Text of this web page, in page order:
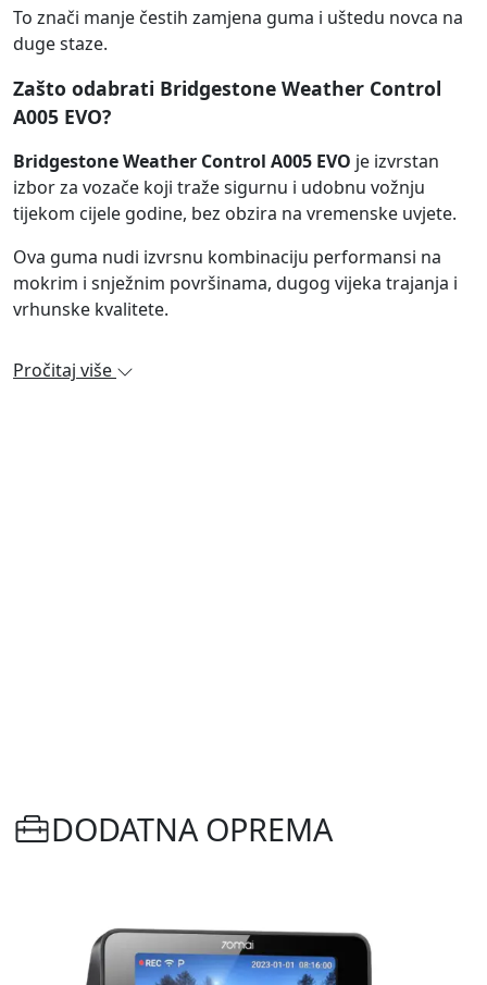
To znači manje čestih zamjena guma i uštedu novca na
duge staze.
Zašto odabrati Bridgestone Weather Control
A005 EVO?
Bridgestone Weather Control A005 EVO je izvrstan
izbor za vozače koji traže sigurnu i udobnu vožnju
tijekom cijele godine, bez obzira na vremenske uvjete.
Ova guma nudi izvrsnu kombinaciju performansi na
mokrim i snježnim površinama, dugog vijeka trajanja i
vrhunske kvalitete.
Pročitaj više
DODATNA OPREMA